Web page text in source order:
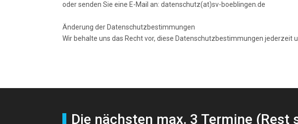
oder senden Sie eine E-Mail an: datenschutz(at)sv-boeblingen.de
Änderung der Datenschutzbestimmungen
Wir behalte uns das Recht vor, diese Datenschutzbestimmungen
Die nächsten max. 3 Termine